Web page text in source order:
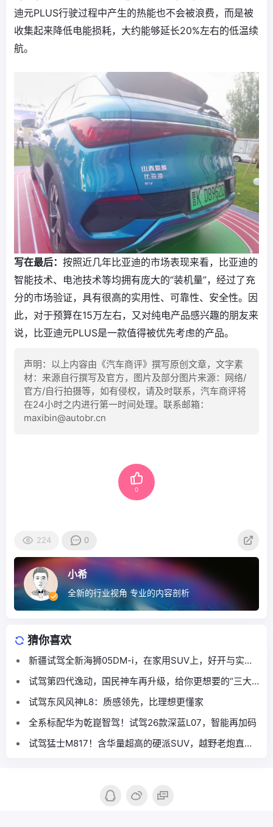
迪元PLUS行驶过程中产生的热能也不会被浪费，而是被
收集起来降低电能损耗，大约能够延长20%左右的低温续
航。
写在最后： 按照近几年比亚迪的市场表现来看，比亚迪的
智能技术、电池技术等均拥有庞大的“装机量”，经过了充
分的市场验证，具有很高的实用性、可靠性、安全性。因
此，对于预算在15万左右，又对纯电产品感兴趣的朋友来
说，比亚迪元PLUS是一款值得被优先考虑的产品。
声明：以上内容由《汽车商评》撰写原创文章，文字素
材：来源自行撰写及官方，图片及部分图片来源：网络/
官方/自行拍摄等，如有侵权，请及时联系，汽车商评将
在24小时之内进行第一时间处理。联系邮箱：
maxibin@autobr.cn
0
224 0
小希
全新的行业视角 专业的内容剖析
猜你喜欢
新疆试驾全新海狮05DM-i，在家用SUV上，好开与实用
能否并存？
试驾第四代逸动，国民神车再升级，给你更想要的“三大
满足”
试驾东风风神L8：质感领先，比理想更懂家
全系标配华为乾崑智驾！试驾26款深蓝L07，智能再加码
试驾猛士M817！含华量超高的硬派SUV，越野老炮直呼